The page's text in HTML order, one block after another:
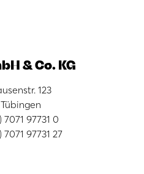
& Co. KG
123
7071 97731 0
97731 27